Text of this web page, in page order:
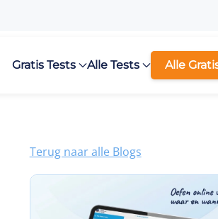
Gratis Tests Alle Tests Alle
Terug naar alle Blogs